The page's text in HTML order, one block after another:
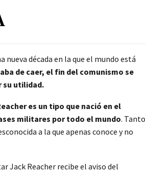
nueva década en la que el mundo está
de caer, el fin del comunismo se
su utilidad.
es un tipo que nació en el
militares por todo el mundo. Tanto
a la que apenas conoce y no
Jack Reacher recibe el aviso del